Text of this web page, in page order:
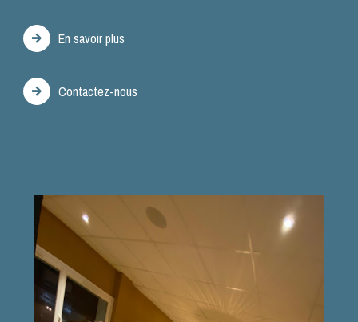
En savoir plus
Contactez-nous